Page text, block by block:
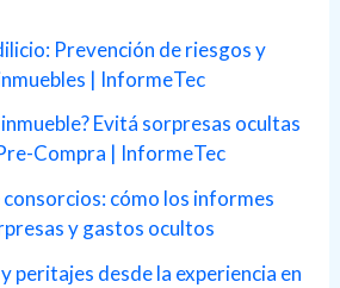
Prevención de riesgos y
| InformeTec
Evitá sorpresas ocultas
Compra | InformeTec
cómo los informes
y gastos ocultos
peritajes desde la experiencia en